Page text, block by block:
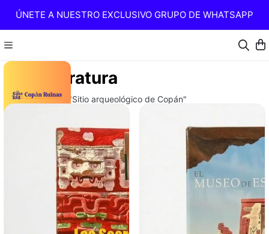
ÚNETE A NUESTRO EXCLUSIVO GRUPO DE WHATSAPP
Literatura
Literatura sobre "Sitio arqueológico de Copán"